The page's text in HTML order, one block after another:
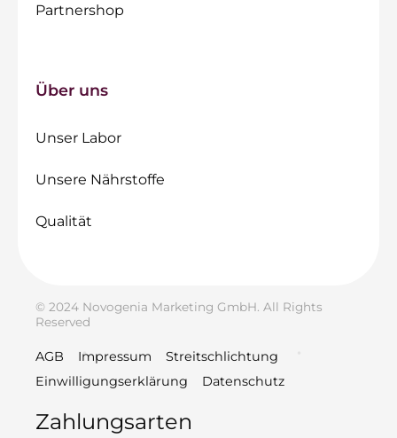
Partnershop
Über uns
Unser Labor
Unsere Nährstoffe
Qualität
© 2024 Novogenia Marketing GmbH. All Rights
Reserved
AGB Impressum
Streitschlichtung
Einwilligungserklärung
Datenschutz
Zahlungsarten